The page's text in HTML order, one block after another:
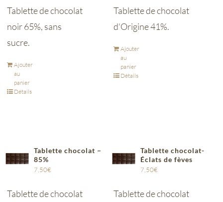
Tablette de chocolat
noir 65%, sans
sucre.
Ajouter
au
panier
Détails
Tablette de chocolat
d'Origine 41%.
Ajouter
au
panier
Détails
Tablette chocolat –
85%
7,50€
Tablette de chocolat
Tablette chocolat-
Éclats de fèves
7,50€
Tablette de chocolat